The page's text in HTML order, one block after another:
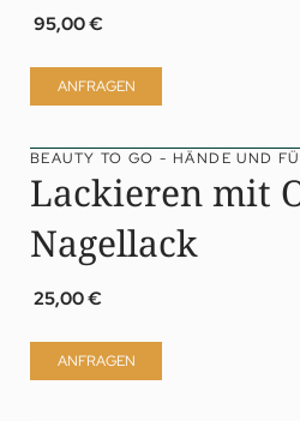
95,00 €
ANFRAGEN
BEAUTY TO GO - HÄNDE UND
Lackieren mit
Nagellack
25,00 €
ANFRAGEN